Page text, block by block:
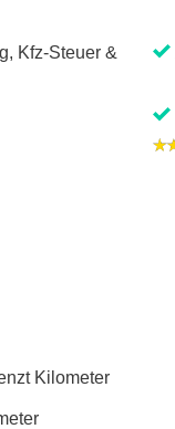
Kfz-Steuer &
Kilometer